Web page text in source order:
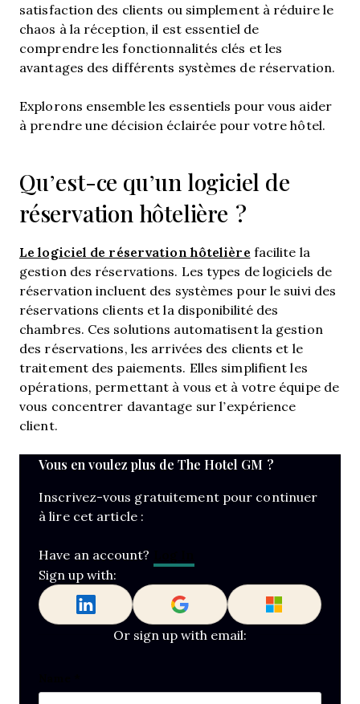
satisfaction des clients ou simplement à réduire le
chaos à la réception, il est essentiel de
comprendre les fonctionnalités clés et les
avantages des différents systèmes de réservation.
Explorons ensemble les essentiels pour vous aider
à prendre une décision éclairée pour votre hôtel.
Qu’est-ce qu’un logiciel de
réservation hôtelière ?
Le logiciel de réservation hôtelière facilite la
gestion des réservations. Les types de logiciels de
réservation incluent des systèmes pour le suivi des
réservations clients et la disponibilité des
chambres. Ces solutions automatisent la gestion
des réservations, les arrivées des clients et le
traitement des paiements. Elles simplifient les
opérations, permettant à vous et à votre équipe de
vous concentrer davantage sur l’expérience
client.
Vous en voulez plus de The Hotel GM ?
Inscrivez-vous gratuitement pour continuer
à lire cet article :
Have an account?
Sign up with:
Or sign up with email: